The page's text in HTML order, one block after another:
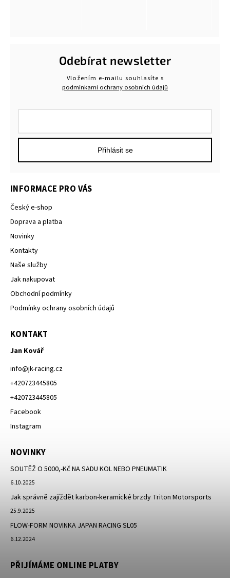
INFORMACE PRO VÁS
Český e-shop
Doprava a platba
Novinky
Kontakty
Naše služby
Jak nakupovat
Obchodní podmínky
Podmínky ochrany osobních údajů
KONTAKT
Jan Kovář
info@jk-racing.cz
+420723445805
+420723445805
Facebook
Instagram
NOVINKY
SOUTĚŽ O 5000,-Kč NA SADU KOL NEBO PNEUMATIK
6.10.2025
Jak správně zajíždět karbon-keramické brzdy Triton Motorsports
25.9.2025
FLOW-FORM NOVINKA JAPAN RACING SL05
6.12.2024
PŘIJÍMÁME ONLINE PLATBY
Odebírat newsletter
Vložením e-mailu souhlasíte s
podmínkami ochrany osobních údajů
Přihlásit se